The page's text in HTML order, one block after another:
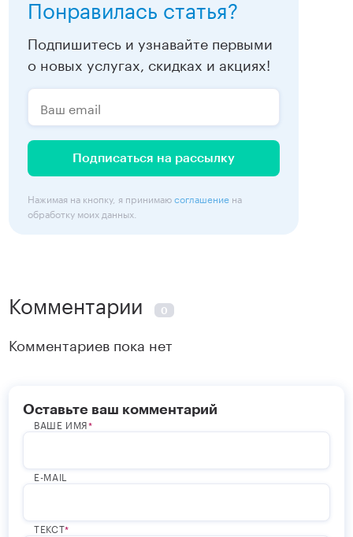
Понравилась статья?
Подпишитесь и узнавайте первыми
о новых услугах, скидках и акциях!
Подписаться на рассылку
Нажимая на кнопку, я принимаюсоглашение на
обработку моих данных.
Комментарии 0
Комментариев пока нет
Оставьте ваш комментарий
ВАШЕ ИМЯ
E-MAIL
ТЕКСТ